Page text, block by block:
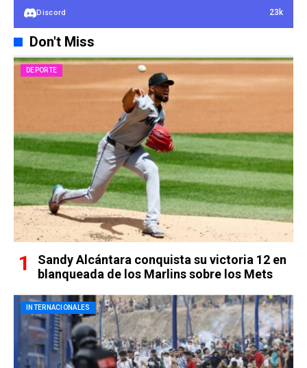
Discord 23k
Don't Miss
DEPORTE
Sandy Alcántara conquista su victoria 12 en
blanqueada de los Marlins sobre los Mets
INTERNACIONALES